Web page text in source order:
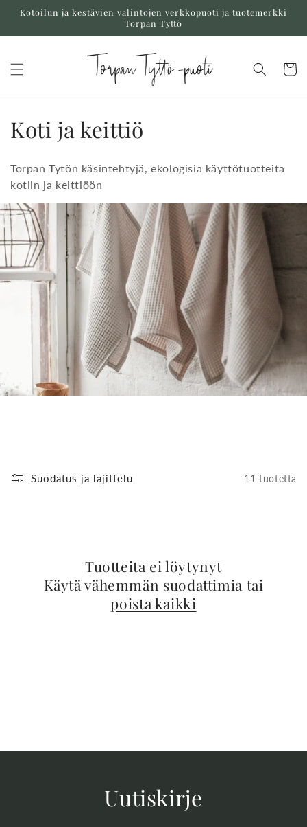
siirry
Kotoilun ja kestävien valintojen verkkopuoti ja tuotemerkki
Torpan Tyttö
K
k
o
e
l
Koti ja keittiö
Torpan Tytön käsintehtyjä, ekologisia käyttötuotteita
kotiin ja keittiöön
Suodatus ja lajittelu 11 tuotetta
Tuotteita ei löytynyt
Käytä vähemmän suodattimia tai
poista kaikki
Uutiskirje